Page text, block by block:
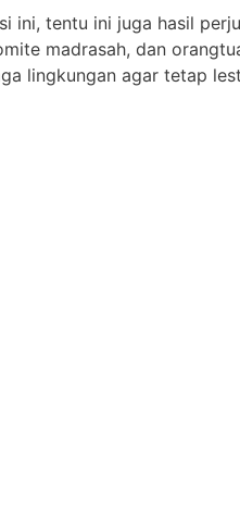
ini, tentu ini juga hasil
madrasah, dan
lingkungan agar tetap